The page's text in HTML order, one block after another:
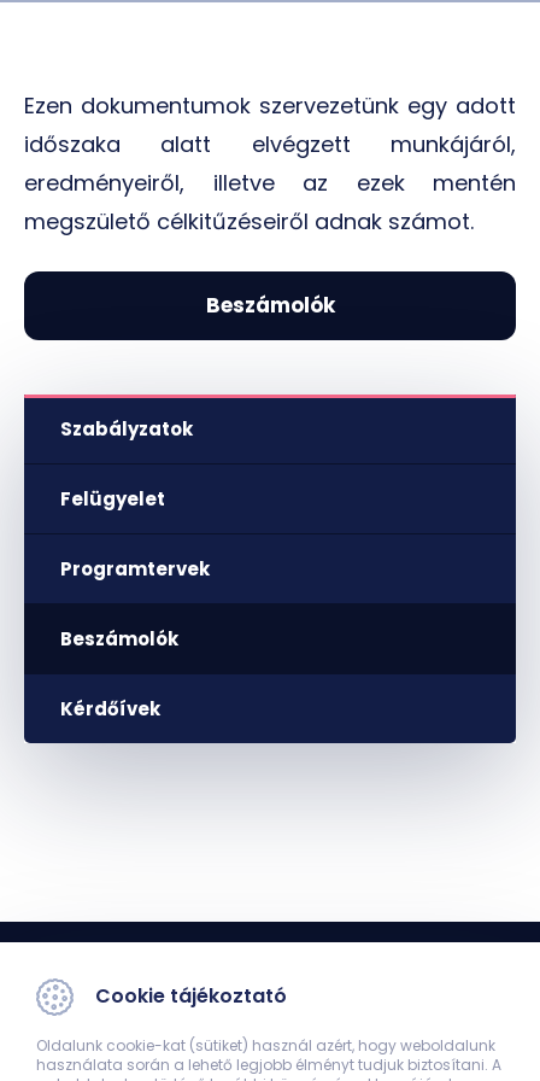
Ezen dokumentumok szervezetünk egy adott
időszaka alatt elvégzett munkájáról,
eredményeiről, illetve az ezek mentén
megszülető célkitűzéseiről adnak számot.
Beszámolók
Elnökségi beszámoló - 2019/2020
Szabályzatok
Felügyelet
Programtervek
Beszámolók
Kérdőívek
Cookie tájékoztató
Oldalunk cookie-kat (sütiket) használ azért, hogy weboldalunk
használata során a lehető legjobb élményt tudjuk biztosítani. A